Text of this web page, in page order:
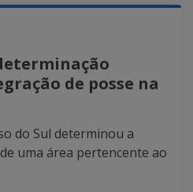
de posse na
do Sul determinou a
uma área pertencente ao